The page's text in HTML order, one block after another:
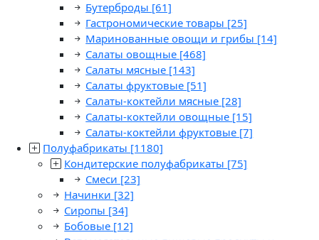
Бутерброды [61]
Гастрономические товары [25]
Маринованные овощи и грибы [14]
Салаты овощные [468]
Салаты мясные [143]
Салаты фруктовые [51]
Салаты-коктейли мясные [28]
Салаты-коктейли овощные [15]
Салаты-коктейли фруктовые [7]
Полуфабрикаты [1180]
Кондитерские полуфабрикаты [75]
Смеси [23]
Начинки [32]
Сиропы [34]
Бобовые [12]